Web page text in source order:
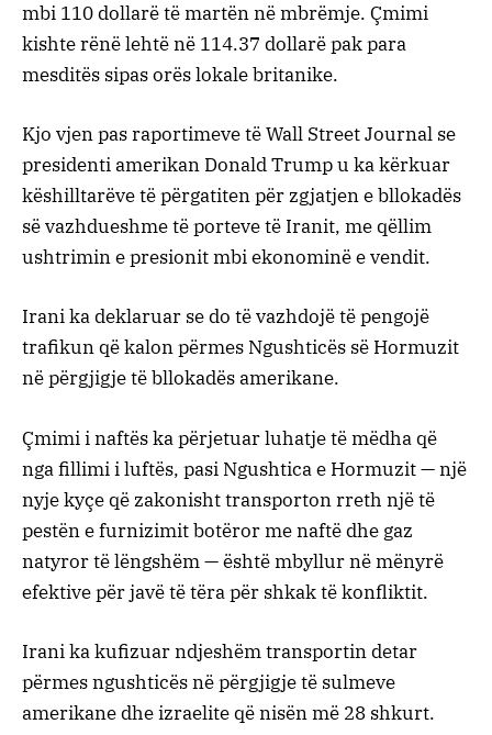
mbi 110 dollarë të martën në mbrëmje. Çmimi
kishte rënë lehtë në 114.37 dollarë pak para
mesditës sipas orës lokale britanike.
Kjo vjen pas raportimeve të Wall Street Journal se
presidenti amerikan Donald Trump u ka kërkuar
këshilltarëve të përgatiten për zgjatjen e bllokadës
së vazhdueshme të porteve të Iranit, me qëllim
ushtrimin e presionit mbi ekonominë e vendit.
Irani ka deklaruar se do të vazhdojë të pengojë
trafikun që kalon përmes Ngushticës së Hormuzit
në përgjigje të bllokadës amerikane.
Çmimi i naftës ka përjetuar luhatje të mëdha që
nga fillimi i luftës, pasi Ngushtica e Hormuzit — një
nyje kyçe që zakonisht transporton rreth një të
pestën e furnizimit botëror me naftë dhe gaz
natyror të lëngshëm — është mbyllur në mënyrë
efektive për javë të tëra për shkak të konfliktit.
Irani ka kufizuar ndjeshëm transportin detar
përmes ngushticës në përgjigje të sulmeve
amerikane dhe izraelite që nisën më 28 shkurt.